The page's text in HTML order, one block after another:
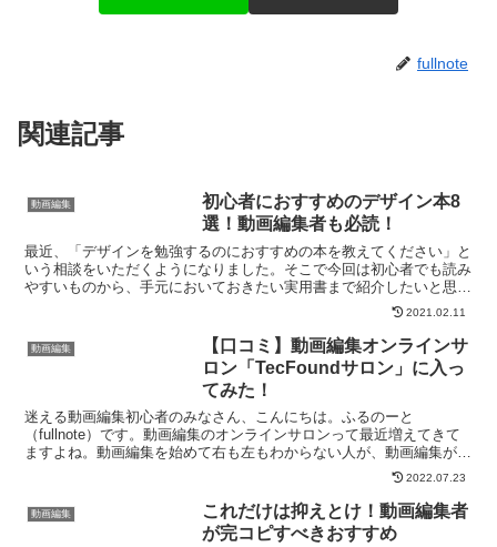
fullnote
関連記事
動画編集
初心者におすすめのデザイン本8
選！動画編集者も必読！
最近、「デザインを勉強するのにおすすめの本を教えてください」と
いう相談をいただくようになりました。そこで今回は初心者でも読み
やすいものから、手元においておきたい実用書まで紹介したいと思い
ます。デザイン本は購入するのが良いと思いますが、図書館...2021.02.11
動画編集
【口コミ】動画編集オンラインサ
ロン「TecFoundサロン」に入っ
てみた！
迷える動画編集初心者のみなさん、こんにちは。ふるのーと
（fullnote）です。動画編集のオンラインサロンって最近増えてきて
ますよね。動画編集を始めて右も左もわからない人が、動画編集が学
べるコミュニティに入るのは良いルートだと思います。独学...2022.07.23
動画編集
これだけは抑えとけ！動画編集者
が完コピすべきおすすめ